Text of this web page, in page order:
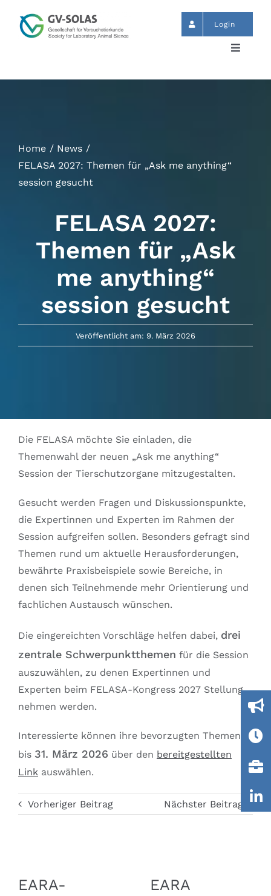
Inhalt
springen
Login
Toggle
Start
Termine
Publikationen
Ausschüsse
Kontakt
Home
News
FELASA 2027: Themen für „Ask me anything“
session gesucht
FELASA 2027:
Themen für „Ask
me anything“
session gesucht
Veröffentlicht am: 9. März 2026
Die FELASA möchte Sie einladen, die
Themenwahl der neuen „Ask me anything“
Session der Tierschutzorgane mitzugestalten.
Gesucht werden Fragen und Diskussionspunkte,
die Expertinnen und Experten im Rahmen der
Session aufgreifen sollen. Besonders gefragt sind
Themen rund um aktuelle Herausforderungen,
bewährte Praxisbeispiele sowie Bereiche, in
denen sich Teilnehmende mehr Orientierung und
fachlichen Austausch wünschen.
Die eingereichten Vorschläge helfen dabei, drei
zentrale Schwerpunktthemen für die Session
auszuwählen, zu denen Expertinnen und
Experten beim FELASA-Kongress 2027 Stellung
nehmen werden.
Interessierte können ihre bevorzugten Themen
bis 31. März 2026 über den bereitgestellten
Linkauswählen.
Vorheriger Beitrag Nächster Beitrag
EARA-
EARA